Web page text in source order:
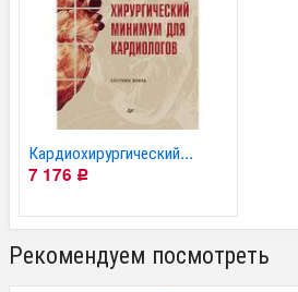
Кардиохирургический...
7 176 Р
Рекомендуем посмотреть